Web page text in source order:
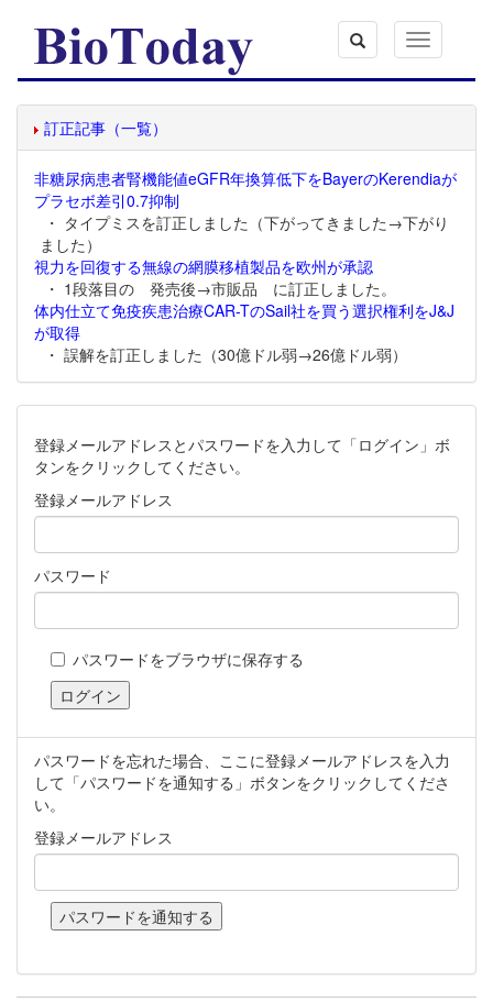
Toggle
navigation
訂正記事（一覧）
非糖尿病患者腎機能値eGFR年換算低下をBayerのKerendiaが
プラセボ差引0.7抑制
・ タイプミスを訂正しました（下がってきました→下がり
ました）
視力を回復する無線の網膜移植製品を欧州が承認
・ 1段落目の 発売後→市販品 に訂正しました。
体内仕立て免疫疾患治療CAR-TのSail社を買う選択権利をJ&J
が取得
・ 誤解を訂正しました（30億ドル弱→26億ドル弱）
登録メールアドレスとパスワードを入力して「ログイン」ボ
タンをクリックしてください。
登録メールアドレス
パスワード
パスワードをブラウザに保存する
パスワードを忘れた場合、ここに登録メールアドレスを入力
して「パスワードを通知する」ボタンをクリックしてくださ
い。
登録メールアドレス